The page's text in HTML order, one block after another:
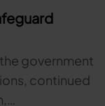
government
continued